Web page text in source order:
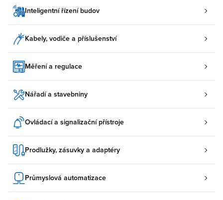
Inteligentní řízení budov
Kabely, vodiče a příslušenství
Měření a regulace
Nářadí a stavebniny
Ovládací a signalizační přístroje
Prodlužky, zásuvky a adaptéry
Průmyslová automatizace